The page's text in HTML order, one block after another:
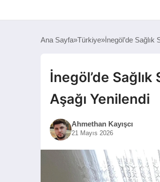
Ana Sayfa Türkiye İnegöl’de Sağlık
İnegöl’de
Aşağı Yenilendi
Ahmethan Kayışcı
21 Mayıs 2026